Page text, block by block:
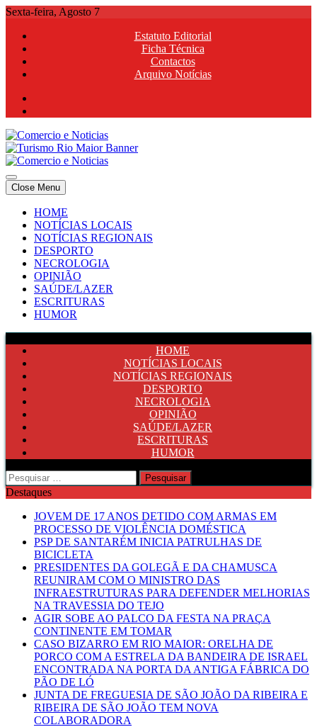
Skip
content
Sexta-feira, Agosto 7
Estatuto Editorial
Ficha Técnica
Contactos
Arquivo Notícias
Comercio e Noticias
Notícias e Publicidade Online
Comercio e Noticias
Notícias e Publicidade Online
Close Menu
HOME
NOTÍCIAS LOCAIS
NOTÍCIAS REGIONAIS
DESPORTO
NECROLOGIA
OPINIÃO
SAÚDE/LAZER
ESCRITURAS
HUMOR
HOME
NOTÍCIAS LOCAIS
NOTÍCIAS REGIONAIS
DESPORTO
NECROLOGIA
OPINIÃO
SAÚDE/LAZER
ESCRITURAS
HUMOR
Pesquisar
por:
Destaques
JOVEM DE 17 ANOS DETIDO COM ARMAS EM
PROCESSO DE VIOLÊNCIA DOMÉSTICA
PSP DE SANTARÉM INICIA PATRULHAS DE
BICICLETA
PRESIDENTES DA GOLEGÃ E DA CHAMUSCA
REUNIRAM COM O MINISTRO DAS
INFRAESTRUTURAS PARA DEFENDER MELHORIAS
NA TRAVESSIA DO TEJO
AGIR SOBE AO PALCO DA FESTA NA PRAÇA
CONTINENTE EM TOMAR
CASO BIZARRO EM RIO MAIOR: ORELHA DE
PORCO COM A ESTRELA DA BANDEIRA DE ISRAEL
ENCONTRADA NA PORTA DA ANTIGA FÁBRICA DO
PÃO DE LÓ
JUNTA DE FREGUESIA DE SÃO JOÃO DA RIBEIRA E
RIBEIRA DE SÃO JOÃO TEM NOVA
COLABORADORA